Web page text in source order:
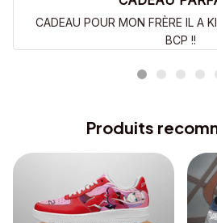
CADEAU POUR MON FRÈRE IL A
BCP !!
Produits